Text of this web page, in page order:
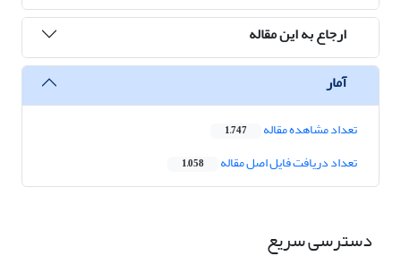
ارجاع به این مقاله
آمار
تعداد مشاهده مقاله 1,747
تعداد دریافت فایل اصل مقاله 1,058
دسترسی سریع